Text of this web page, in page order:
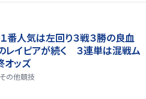
１番人気は左回り３戦３勝の良血
イピアが続く ３連単は混戦ム
ッズ
その他競技